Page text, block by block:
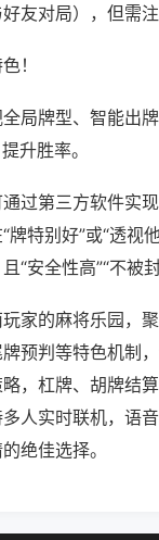
友对局），但需
！
局牌型、智能出
升胜率。
过第三方软件实
牌特别好”或“透
“安全性高”“不被封
家的麻将乐园，
预判等特色机制
，杠牌、胡牌结
人实时联机，语
绝佳选择。